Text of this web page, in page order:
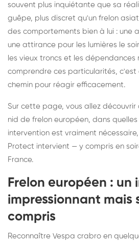
souvent plus inquiétante que sa
guêpe, plus discret qu'un frelon
des comportements bien à lui : une
une attirance pour les lumières le
les vieux troncs et les dépendances
comprendre ces particularités,
chemin pour réagir efficacement.
Sur cette page, vous allez découvrir
nid de frelon européen, dans
intervention est vraiment
Protect intervient — y compris en
France.
Frelon européen : un
impressionnant mais
compris
Reconnaître Vespa crabro en